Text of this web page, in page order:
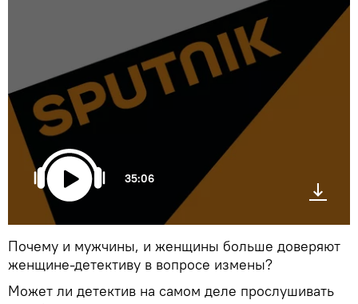
35:06
Почему и мужчины, и женщины больше доверяют
женщине-детективу в вопросе измены?
Может ли детектив на самом деле прослушивать